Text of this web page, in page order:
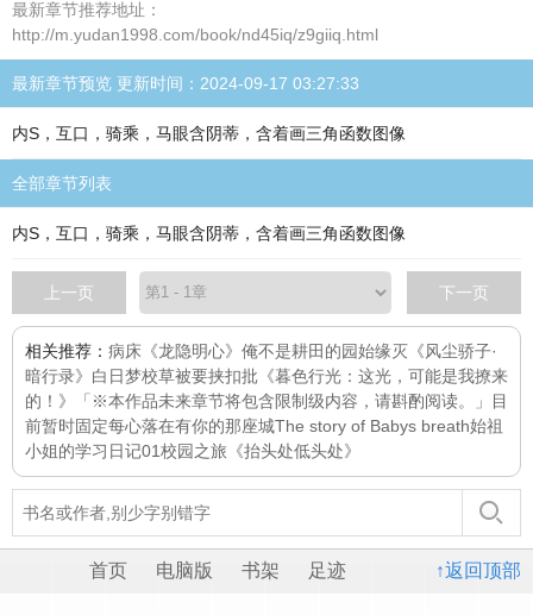
最新章节推荐地址：
http://m.yudan1998.com/book/nd45iq/z9giiq.html
最新章节预览 更新时间：2024-09-17 03:27:33
内S，互口，骑乘，马眼含阴蒂，含着画三角函数图像
全部章节列表
内S，互口，骑乘，马眼含阴蒂，含着画三角函数图像
上一页 下一页
相关推荐： 病床 《龙隐明心》 俺不是耕田的园始缘灭 《风尘骄子·
暗行录》 白日梦校草被要挟扣批 《暮色行光：这光，可能是我撩来
的！》「※本作品未来章节将包含限制级内容，请斟酌阅读。」目
前暂时固定每心落在有你的那座城The story of Babys breath始祖
小姐的学习日记01校园之旅 《抬头处低头处》
↑返回顶部
首页 电脑版 书架 足迹